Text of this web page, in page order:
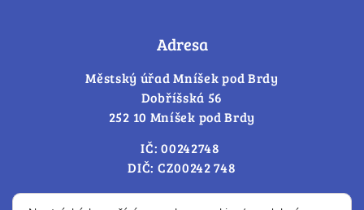
Adresa
Městský úřad Mníšek pod Brdy
Dobříšská 56
252 10 Mníšek pod Brdy
IČ: 00242748
DIČ: CZ00242 748
Cookies – změna souhlasu